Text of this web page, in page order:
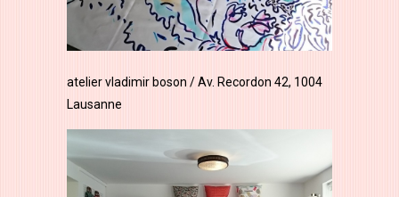
atelier vladimir boson / Av. Recordon 42, 1004
Lausanne